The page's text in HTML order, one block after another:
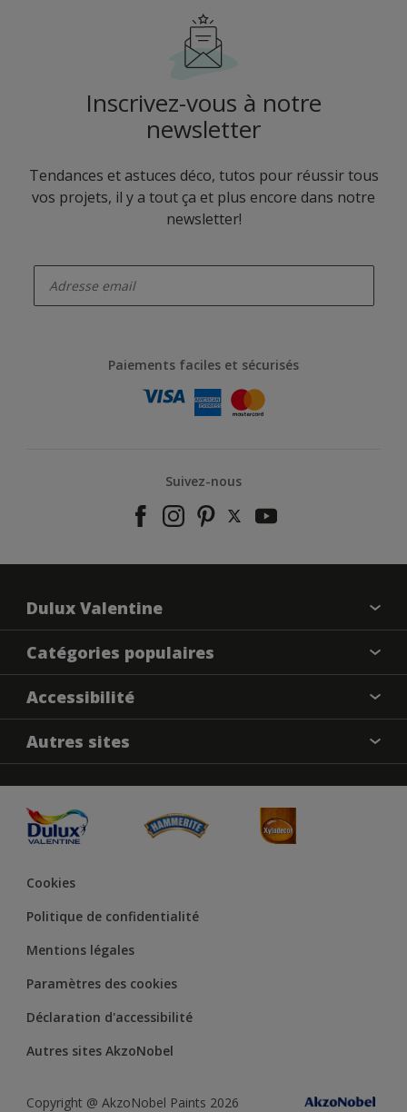
Inscrivez-vous à notre
newsletter
Tendances et astuces déco, tutos pour réussir tous
vos projets, il y a tout ça et plus encore dans notre
newsletter!
Paiements faciles et sécurisés
Suivez-nous
Dulux Valentine
À propos de nous
Contactez-nous
Annulation et Retour
Conditions Générales de Vente
Catégories populaires
Nos couleurs
Produits
Inspirations
Accessibilité
Précision des couleurs
Accessibilité
Autres sites
Cookies
Politique de confidentialité
Mentions légales
Paramètres des cookies
Déclaration d'accessibilité
Autres sites AkzoNobel
Copyright @ AkzoNobel Paints 2026